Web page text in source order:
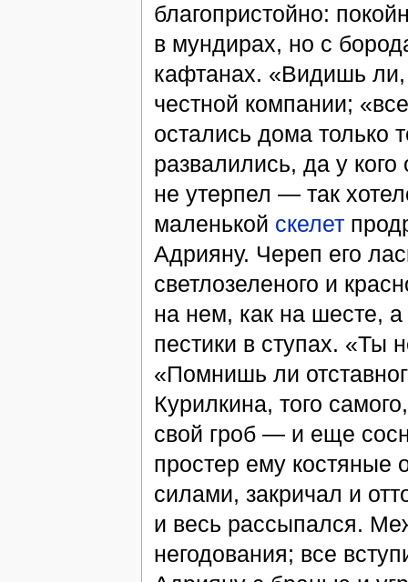
благопристойно:
в мундирах, но с
кафтанах. «Видишь ли,
честной компании;
остались дома только
развалились, да у
не утерпел — так
маленькой скелет
Адрияну. Череп его
светлозеленого и
на нем, как на шесте,
пестики в ступах. «Ты
«Помнишь ли
Курилкина, того
свой гроб — и еще
простер ему
силами, закричал и
и весь рассыпался.
негодования; все